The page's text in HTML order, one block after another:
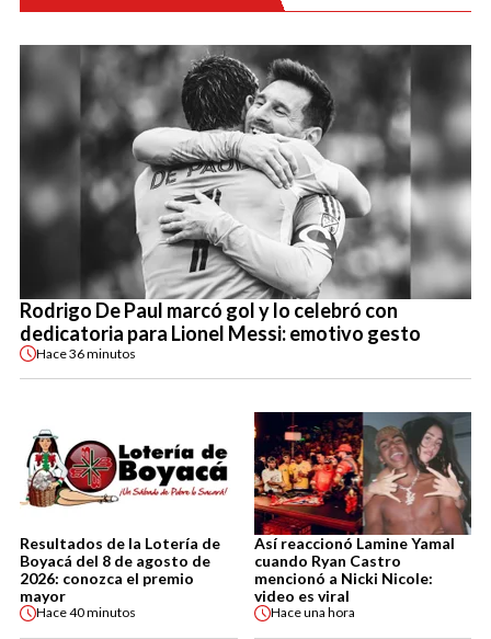
Rodrigo De Paul marcó gol y lo celebró con
dedicatoria para Lionel Messi: emotivo gesto
Hace36 minutos
Resultados de la Lotería de
Boyacá del 8 de agosto de
2026: conozca el premio
mayor
Hace40 minutos
Así reaccionó Lamine Yamal
cuando Ryan Castro
mencionó a Nicki Nicole:
video es viral
Haceuna hora